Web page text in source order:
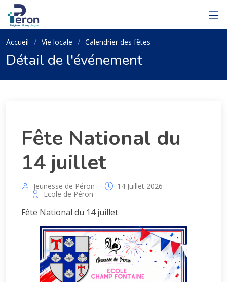
Accueil Vie locale Calendrier des fêtes
Détail de l'événement
Fête National du
14 juillet
Jeunesse de Péron
14 Juillet 2026
Ecole de Péron
Fête National du 14 juillet